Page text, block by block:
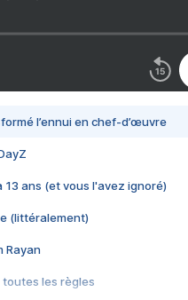
l’ennui en chef-d’œuvre
13 ans (et vous l'avez ignoré)
(littéralement)
Rayan
toutes les règles